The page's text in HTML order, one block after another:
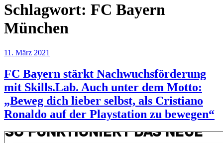
Schlagwort: FC Bayern
München
Veröffentlicht
11. März 2021
FC Bayern stärkt Nachwuchsförderung
mit Skills.Lab. Auch unter dem Motto:
„Beweg dich lieber selbst, als Cristiano
Ronaldo auf der Playstation zu bewegen“